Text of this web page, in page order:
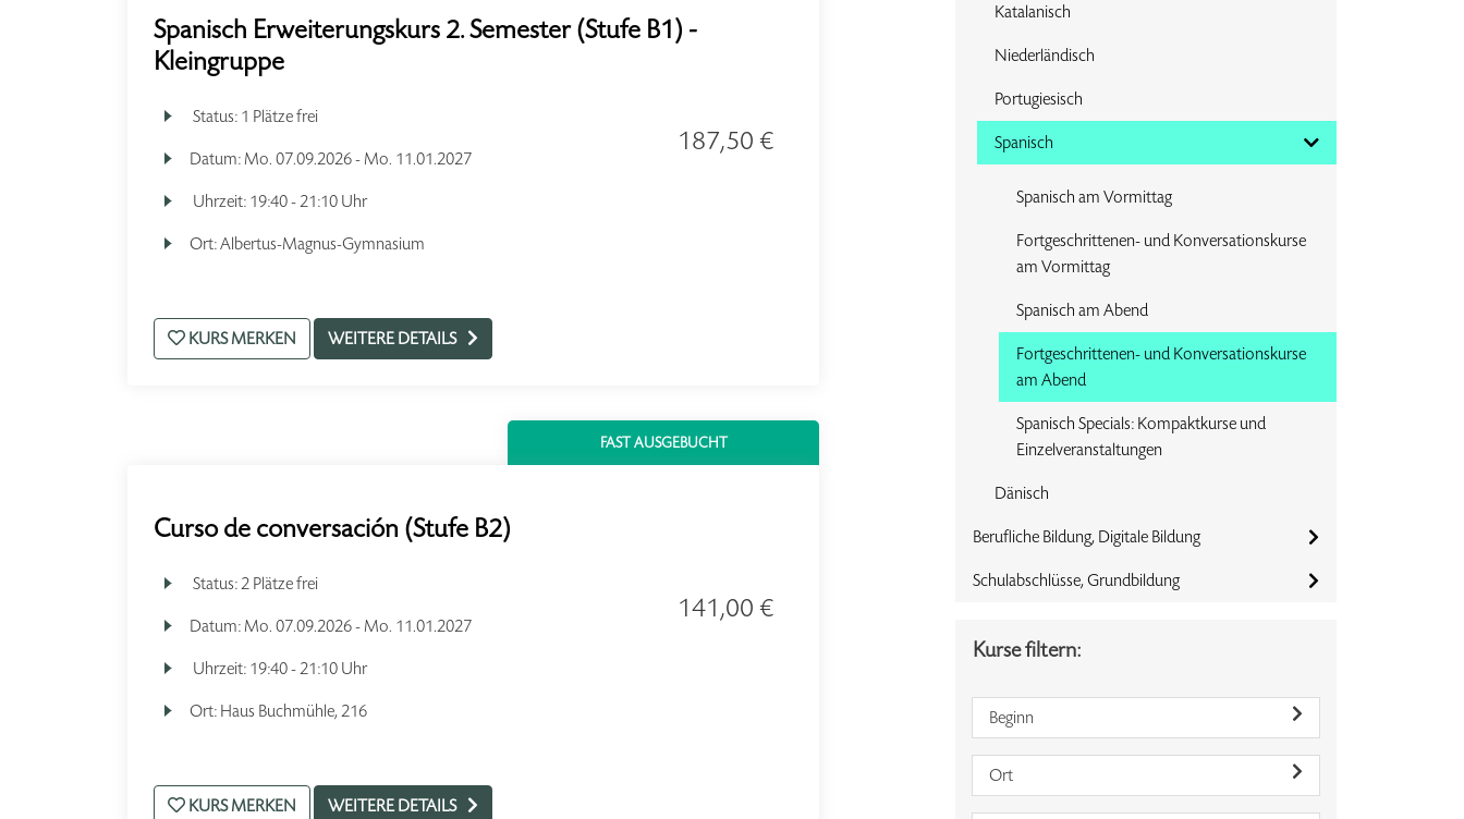
Spanisch Erweiterungskurs 2. Semester (Stufe B1) -
Kleingruppe
Status: 1 Plätze frei
Datum: Mo. 07.09.2026 - Mo. 11.01.2027
Uhrzeit: 19:40 - 21:10 Uhr
Ort:Albertus-Magnus-Gymnasium
187,50 €
KURS MERKEN WEITERE DETAILS
FAST AUSGEBUCHT
Curso de conversación (Stufe B2)
Status:2 Plätze frei
Datum: Mo. 07.09.2026 - Mo. 11.01.2027
Uhrzeit: 19:40 - 21:10 Uhr
Ort: Haus Buchmühle, 216
141,00 €
KURS MERKEN WEITERE DETAILS
Katalanisch
Niederländisch
Portugiesisch
Spanisch
Spanisch am Vormittag
Fortgeschrittenen- und Konversationskurse
am Vormittag
Spanisch am Abend
Fortgeschrittenen- und Konversationskurse
am Abend
Spanisch Specials: Kompaktkurse und
Einzelveranstaltungen
Dänisch
Berufliche Bildung, Digitale Bildung
Schulabschlüsse, Grundbildung
Kurse filtern:
Beginn
Ort